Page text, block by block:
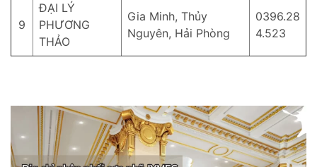
9
ĐẠI LÝ
PHƯƠNG
THẢO
Gia Minh, Thủy
Nguyên, Hải Phòng
0396.28
4.523